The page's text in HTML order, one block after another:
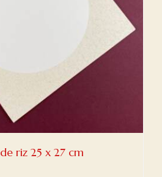
riz 25 x 27 cm